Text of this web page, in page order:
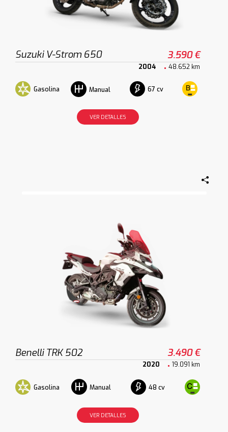
Suzuki V-Strom 650 3.590 €
2004 48.652 km
Gasolina Manual 67 cv
VER DETALLES
Benelli TRK 502 3.490 €
2020 19.091 km
Gasolina Manual 48 cv
VER DETALLES